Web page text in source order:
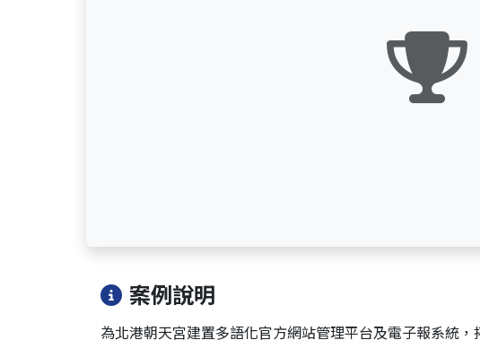
案例說明
為北港朝天宮建置多語化官方網站管理平台及電子報系統，